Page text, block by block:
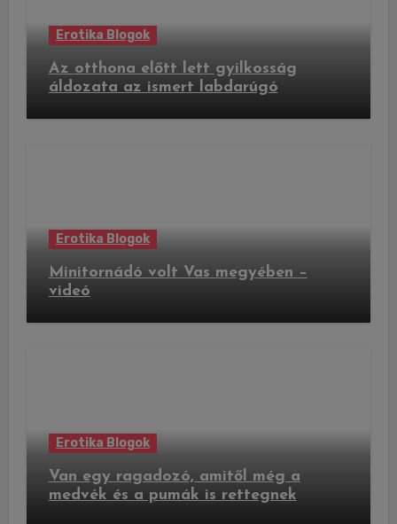
Erotika Blogok
Az otthona előtt lett gyilkosság
áldozata az ismert labdarúgó
Erotika Blogok
Minitornádó volt Vas megyében –
videó
Erotika Blogok
Van egy ragadozó, amitől még a
medvék és a pumák is rettegnek